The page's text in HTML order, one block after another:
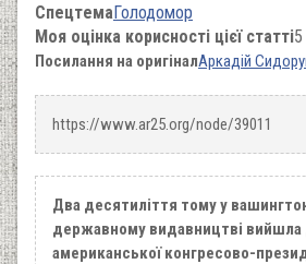
СпецтемаГолодомор
Моя оцінка корисності цієї статті
Посилання на оригіналАркадій
https://www.ar25.org/node/39011
Два десятиліття тому у
державному видавництві
американської конгресово-